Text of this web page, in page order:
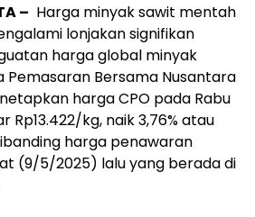
– Harga minyak sawit mentah
lonjakan signifikan
harga global minyak
Pemasaran Bersama Nusantara
harga CPO pada Rabu
Rp13.422/kg, naik 3,76% atau
harga penawaran
(9/5/2025) lalu yang berada di